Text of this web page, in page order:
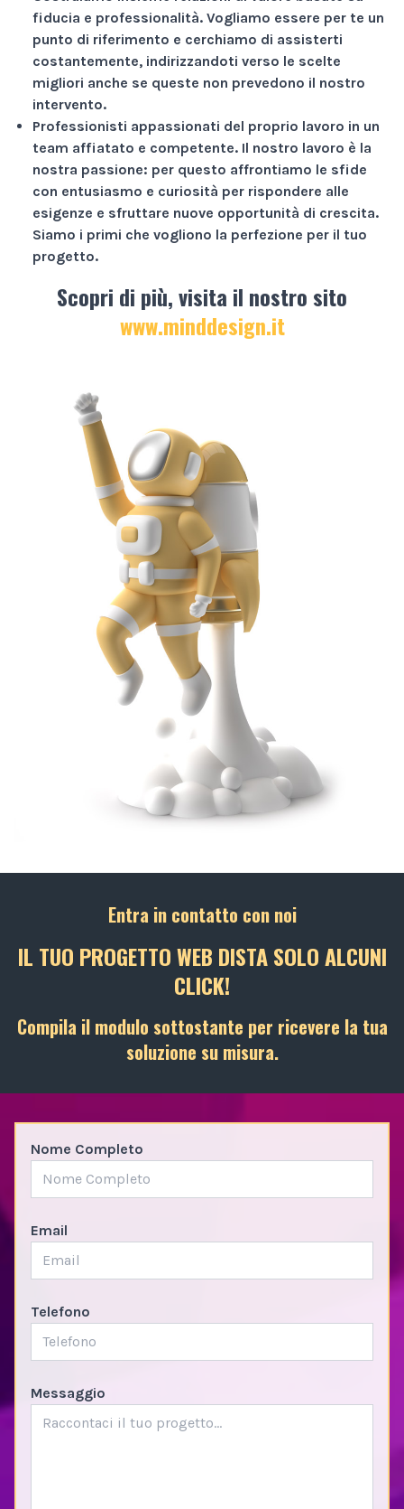
fiducia e professionalità. Vogliamo essere per te un
punto di riferimento e cerchiamo di assisterti
costantemente, indirizzandoti verso le scelte
migliori anche se queste non prevedono il nostro
intervento.
Professionisti appassionati del proprio lavoro in un
team affiatato e competente. Il nostro lavoro è la
nostra passione: per questo affrontiamo le sfide
con entusiasmo e curiosità per rispondere alle
esigenze e sfruttare nuove opportunità di crescita.
Siamo i primi che vogliono la perfezione per il tuo
progetto.
Scopri di più, visita il nostro sito
www.minddesign.it
Entra in contatto con noi
IL TUO PROGETTO WEB DISTA SOLO ALCUNI
CLICK!
Compila il modulo sottostante per ricevere la tua
soluzione su misura.
Nome Completo
Email
Telefono
Messaggio